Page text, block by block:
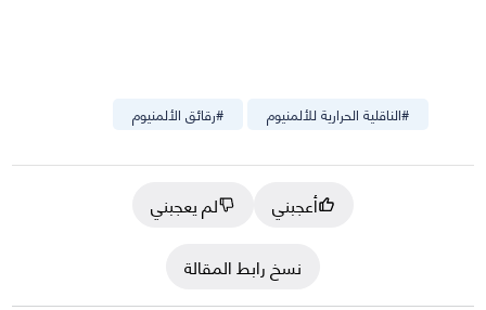
#رقائق الألمنيوم #الناقلية الحرارية للألمنيوم
أعجبني
لم يعجبني
نسخ رابط المقالة